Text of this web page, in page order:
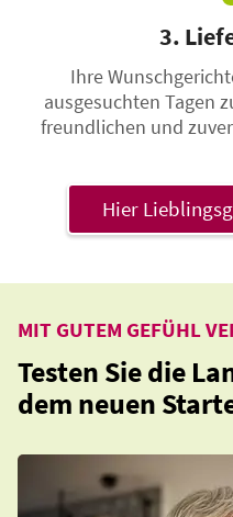
3.
Ihre
ausgesuchten Tagen
freundlichen und
Hier
Testen Sie die
dem neuen
MIT GUTEM GEFÜHL